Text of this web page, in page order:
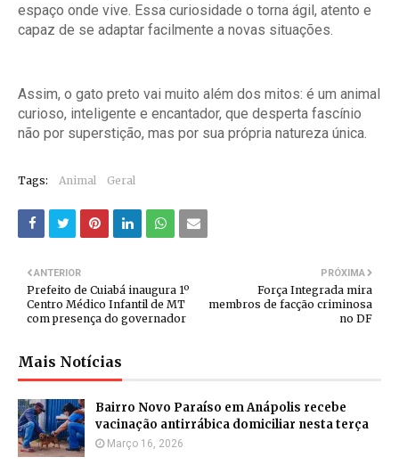
espaço onde vive. Essa curiosidade o torna ágil, atento e
capaz de se adaptar facilmente a novas situações.
Assim, o gato preto vai muito além dos mitos: é um animal
curioso, inteligente e encantador, que desperta fascínio
não por superstição, mas por sua própria natureza única.
Tags: Animal Geral
PRÓXIMA
Força Integrada mira
membros de facção criminosa
no DF
ANTERIOR
Prefeito de Cuiabá inaugura 1º
Centro Médico Infantil de MT
com presença do governador
Mais Notícias
Bairro Novo Paraíso em Anápolis recebe
vacinação antirrábica domiciliar nesta terça
Março 16, 2026